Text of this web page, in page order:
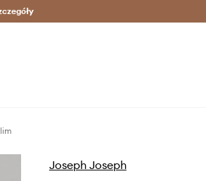
24h >
Joseph Joseph